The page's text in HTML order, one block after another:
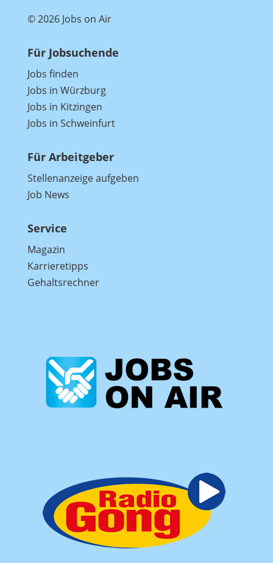
© 2026 Jobs on Air
Für Jobsuchende
Jobs finden
Jobs in Würzburg
Jobs in Kitzingen
Jobs in Schweinfurt
Für Arbeitgeber
Stellenanzeige aufgeben
Job News
Service
Magazin
Karrieretipps
Gehaltsrechner